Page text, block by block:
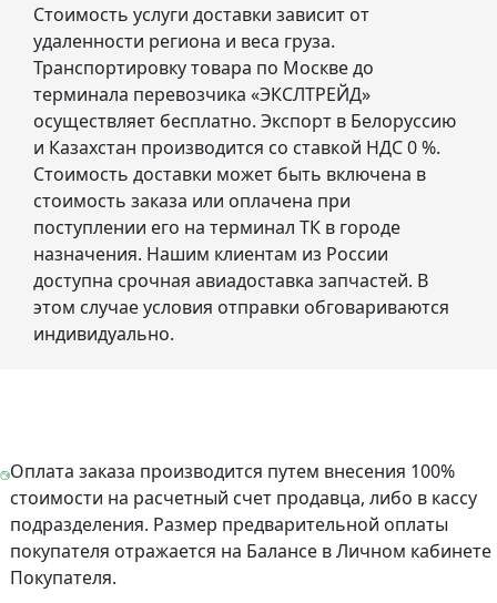
Стоимость услуги доставки зависит от
удаленности региона и веса груза.
Транспортировку товара по Москве до
терминала перевозчика «ЭКСЛТРЕЙД»
осуществляет бесплатно. Экспорт в Белоруссию
и Казахстан производится со ставкой НДС 0 %.
Стоимость доставки может быть включена в
стоимость заказа или оплачена при
поступлении его на терминал ТК в городе
назначения. Нашим клиентам из России
доступна срочная авиадоставка запчастей. В
этом случае условия отправки обговариваются
индивидуально.
Оплата заказа производится путем внесения 100%
стоимости на расчетный счет продавца, либо в кассу
подразделения. Размер предварительной оплаты
покупателя отражается на Балансе в Личном кабинете
Покупателя.